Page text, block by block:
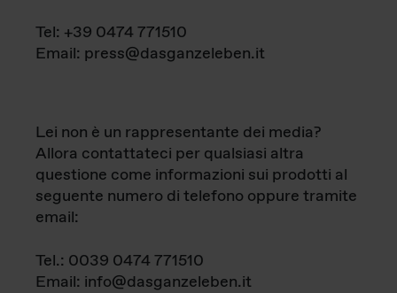
Tel: +39 0474 771510
Email: press@dasganzeleben.it
Lei non è un rappresentante dei media?
Allora contattateci per qualsiasi altra
questione come informazioni sui prodotti al
seguente numero di telefono oppure tramite
email:
Tel.: 0039 0474 771510
Email: info@dasganzeleben.it